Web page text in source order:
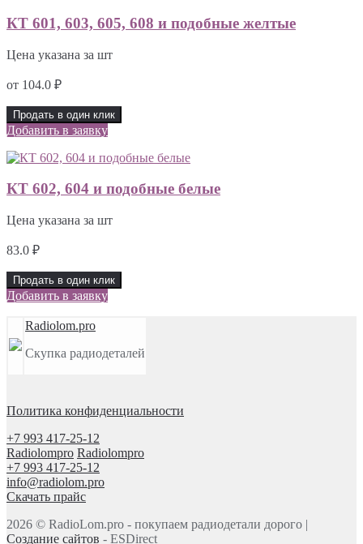
КТ 601, 603, 605, 608 и подобные желтые
Цена указана за шт
от 104.0 ₽
Продать в один клик
Добавить в заявку
КТ 602, 604 и подобные белые
Цена указана за шт
83.0 ₽
Продать в один клик
Добавить в заявку
Radiolom.pro
Скупка радиодеталей
Политика конфиденциальности
+7 993 417-25-12
Radiolompro Radiolompro
+7 993 417-25-12
info@radiolom.pro
Скачать прайс
2026 © RadioLom.pro - покупаем радиодетали дорого |
Создание сайтов - ESDirect